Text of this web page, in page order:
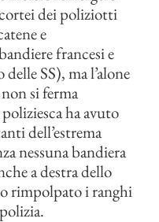
dei poliziotti
e
francesi e
SS), ma l’alone
si ferma
ha avuto
dell’estrema
nessuna bandiera
a destra dello
rimpolpato i ranghi